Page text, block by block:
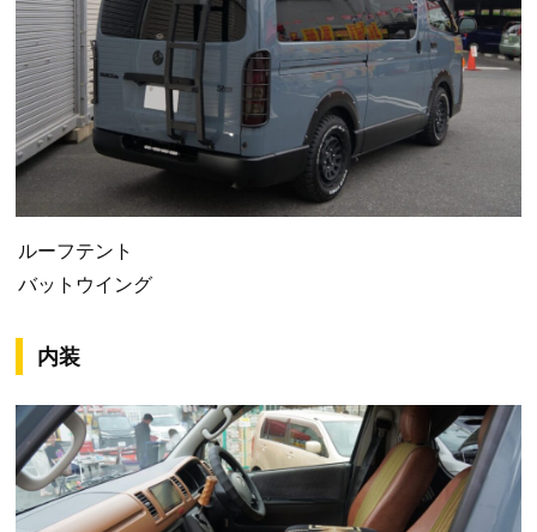
ルーフテント
バットウイング
内装